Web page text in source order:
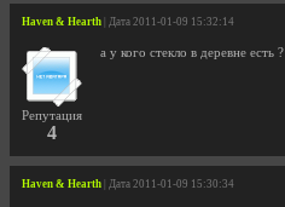
Haven & Hearth | Дата 2011-01-09 15:32:14
Репутация
4
а у кого стекло в деревне есть ?
Haven & Hearth | Дата 2011-01-09 15:30:34